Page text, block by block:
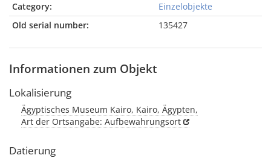
Category:
Einzelobjekte
Old serial number:
135427
Informationen zum Objekt
Lokalisierung
Ägyptisches Museum Kairo, Kairo, Ägypten,
Art der Ortsangabe: Aufbewahrungsort
Datierung